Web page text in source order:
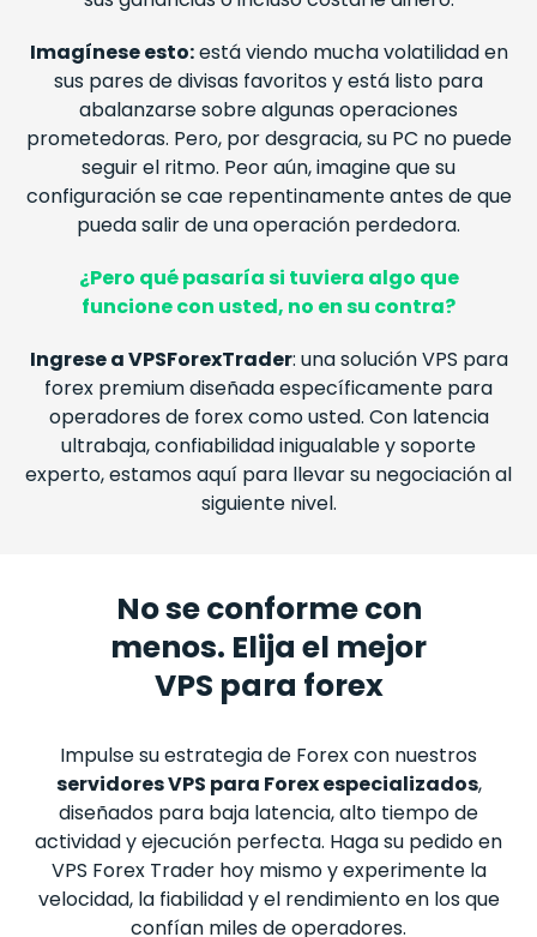
Imagínese esto:está viendo mucha volatilidad en
sus pares de divisas favoritos y está listo para
abalanzarse sobre algunas operaciones
prometedoras. Pero, por desgracia, su PC no puede
seguir el ritmo. Peor aún, imagine que su
configuración se cae repentinamente antes de que
pueda salir de una operación perdedora.
¿Pero qué pasaría si tuviera algo que
funcione con usted, no en su contra?
Ingrese a VPSForexTrader: una solución VPS para
forex premium diseñada específicamente para
operadores de forexcomo usted. Con latencia
ultrabaja, confiabilidad inigualable y soporte
experto, estamos aquí para llevar su negociación al
siguiente nivel.
No se conforme con
menos. Elija el mejor
VPS para forex
Impulse su estrategia de Forexcon nuestros
servidores VPS para Forexespecializados,
diseñados para baja latencia, alto tiempo de
actividad y ejecución perfecta. Haga su pedido en
VPS ForexTrader hoy mismo y experimente la
velocidad, la fiabilidad y el rendimiento en los que
confían miles de operadores.